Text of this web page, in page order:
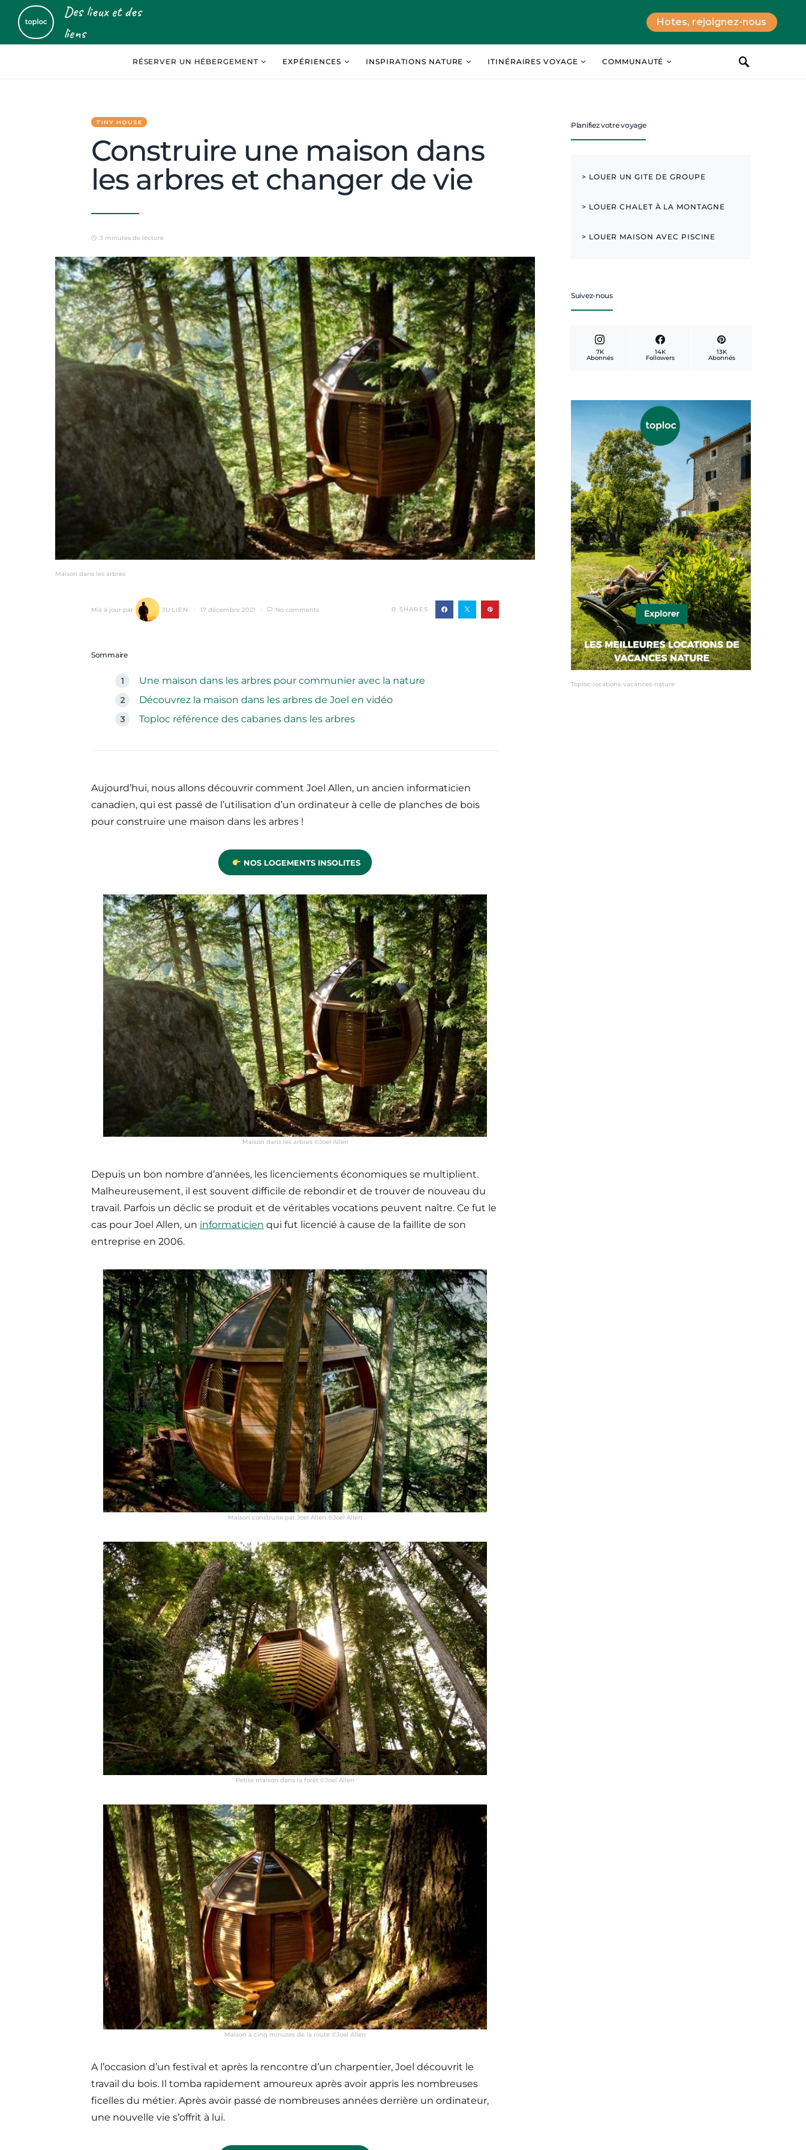
Des lieux et des
liens
Hotes, rejoignez-nous
RÉSERVER UN HÉBERGEMENT EXPÉRIENCES INSPIRATIONS NATURE ITINÉRAIRES VOYAGE COMMUNAUTÉ
TINY HOUSE
Construire une maison dans
les arbres et changer de vie
3 minutes de lecture
Maison dans les arbres
Mis à jour par JULIEN 17 décembre 2021 No comments 0 SHARES
Sommaire
Une maison dans les arbres pour communier avec la nature
Découvrez la maison dans les arbres de Joel en vidéo
Toploc référence des cabanes dans les arbres
Aujourd’hui, nous allons découvrir comment Joel Allen, un ancien informaticien
canadien, qui est passé de l’utilisation d’un ordinateur à celle de planches de bois
pour construire une maison dans les arbres !
NOS LOGEMENTS INSOLITES
Maison dans les arbres ©Joel Allen
Depuis un bon nombre d’années, les licenciements économiques se multiplient.
Malheureusement, il est souvent difficile de rebondir et de trouver de nouveau du
travail. Parfois un déclic se produit et de véritables vocations peuvent naître. Ce fut le
cas pour Joel Allen, un informaticien qui fut licencié à cause de la faillite de son
entreprise en 2006.
Maison construite par Joel Allen ©Joel Allen
Petite maison dans la forêt ©Joel Allen
Maison à cinq minutes de la route ©Joel Allen
A l’occasion d’un festival et après la rencontre d’un charpentier, Joel découvrit le
travail du bois. Il tomba rapidement amoureux après avoir appris les nombreuses
ficelles du métier. Après avoir passé de nombreuses années derrière un ordinateur,
une nouvelle vie s’offrit à lui.
Planifiez votre voyage
> LOUER UN GITE DE GROUPE
> LOUER CHALET À LA MONTAGNE
> LOUER MAISON AVEC PISCINE
Suivez-nous
7K
Abonnés
14K
Followers
13K
Abonnés
Toploc-locations-vacances-nature